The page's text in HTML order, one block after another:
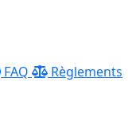
FAQ
Règlements